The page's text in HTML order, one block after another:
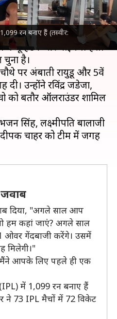
रन बनाए हैं (तस्वीर:
(CSK)की ऑल टाइम प्लेइंग
मैथ्यू हेडन और माइकल हसी
है।
पर अंबाती रायुडू और 5वें
दी। उन्होंने रविंद्र जडेजा,
को बतौर ऑलराउंडर शामिल
सिंह, लक्ष्मीपति बालाजी
चाहर को टीम में जगह
जवाब
दिया, "अगले साल आप
कहां जाएं? अगले साल
ओवर गेंदबाजी करेंगे। उसमें
मिलेगी।"
आपके लिए पहले ही एक
(IPL) में 1,099 रन बनाए हैं
ने 73 IPL मैचों में 72 विकेट